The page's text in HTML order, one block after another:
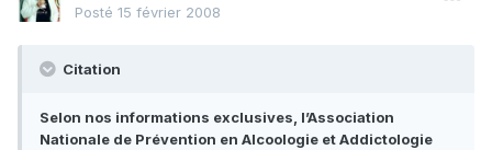
Posté 15 février 2008
Citation
Selon nos informations exclusives, l’Association
Nationale de Prévention en Alcoologie et Addictologie